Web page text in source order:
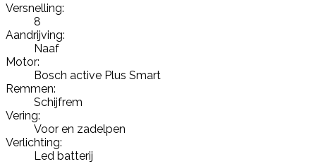
Versnelling:
8
Aandrijving:
Naaf
Motor:
Bosch active Plus Smart
Remmen:
Schijfrem
Vering:
Voor en zadelpen
Verlichting:
Led batterij